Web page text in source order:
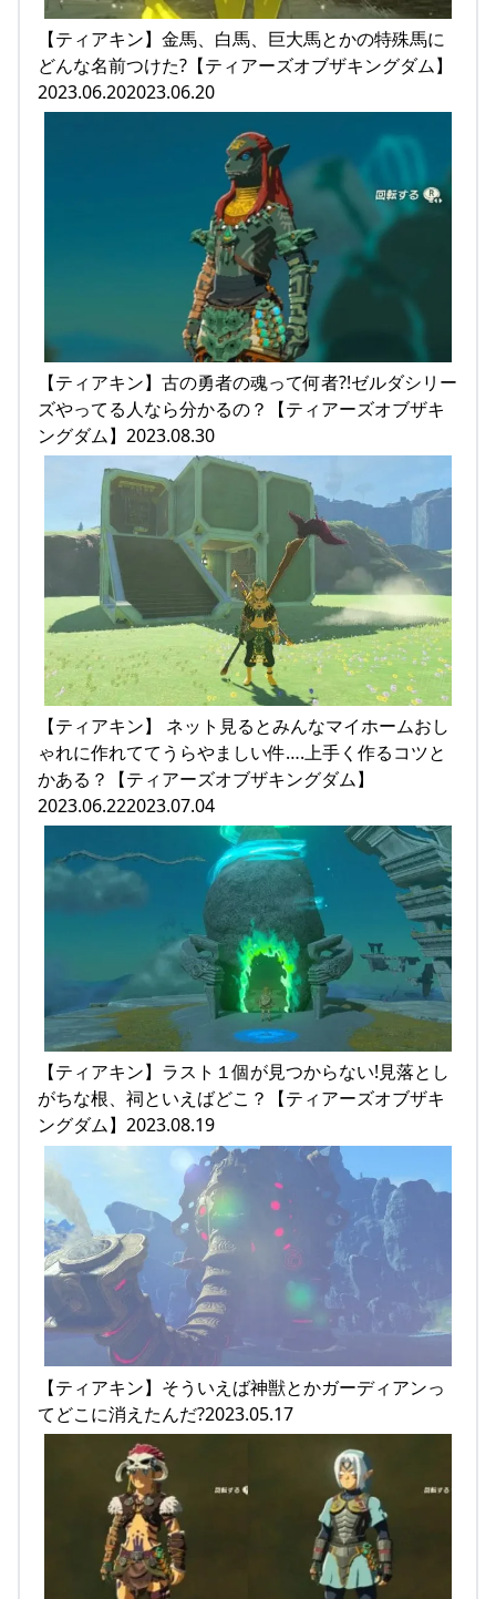
【ティアキン】金馬、白馬、巨大馬とかの特殊馬に
どんな名前つけた?【ティアーズオブザキングダム】
2023.06.202023.06.20
【ティアキン】古の勇者の魂って何者?!ゼルダシリー
ズやってる人なら分かるの？【ティアーズオブザキ
ングダム】2023.08.30
【ティアキン】 ネット見るとみんなマイホームおし
ゃれに作れててうらやましい件….上手く作るコツと
かある？【ティアーズオブザキングダム】
2023.06.222023.07.04
【ティアキン】ラスト１個が見つからない!見落とし
がちな根、祠といえばどこ？【ティアーズオブザキ
ングダム】2023.08.19
【ティアキン】そういえば神獣とかガーディアンっ
てどこに消えたんだ?2023.05.17